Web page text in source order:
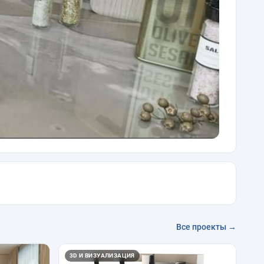
Все проекты →
3D И ВИЗУАЛИЗАЦИЯ